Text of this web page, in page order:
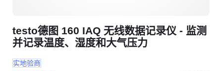
testo德图 160 IAQ 无线数据记录仪 - 监测
并记录温度、湿度和大气压力
实地验商